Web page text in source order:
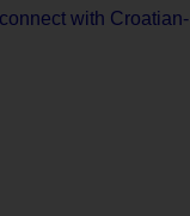
with Croatian-